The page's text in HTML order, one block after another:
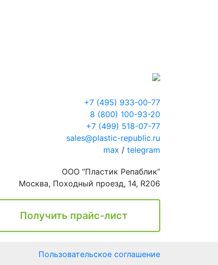
+7 (495) 933-00-77
8 (800) 100-93-20
+7 (499) 518-07-77
sales@plastic-republic.ru
max / telegram
ООО “Пластик Репаблик”
Москва, Походный проезд, 14, R206
Получить прайс-лист
Пользовательское соглашение